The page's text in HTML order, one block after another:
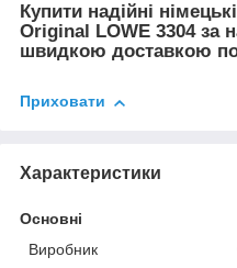
Купити надійні
Original LOWE 3304 за
швидкою доставкою по
Приховати
Характеристики
Основні
Виробник